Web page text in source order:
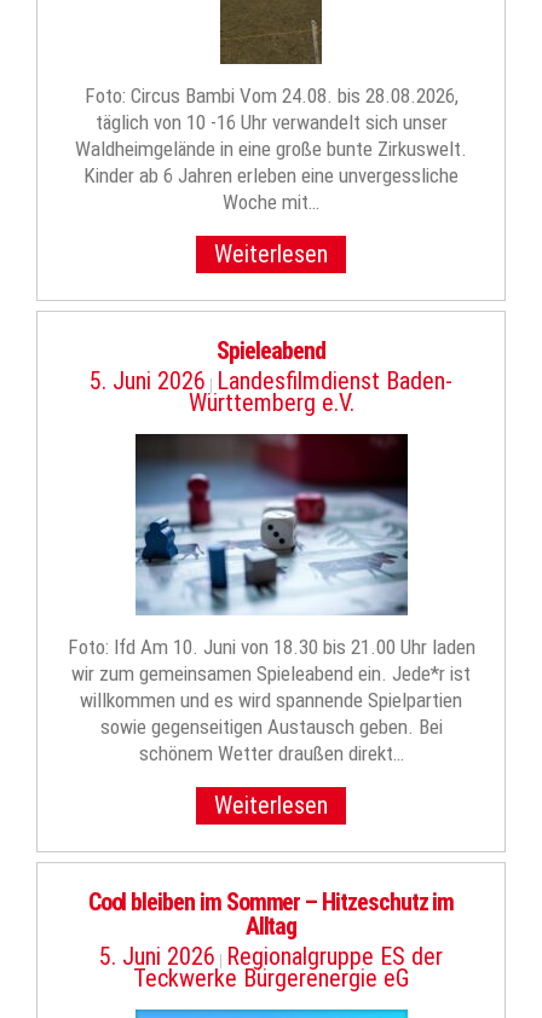
Foto: Circus Bambi Vom 24.08. bis 28.08.2026,
täglich von 10 -16 Uhr verwandelt sich unser
Waldheimgelände in eine große bunte Zirkuswelt.
Kinder ab 6 Jahren erleben eine unvergessliche
Woche mit…
Weiterlesen
Spieleabend
5. Juni 2026 | Landesfilmdienst Baden-
Württemberg e.V.
Foto: lfd Am 10. Juni von 18.30 bis 21.00 Uhr laden
wir zum gemeinsamen Spieleabend ein. Jede*r ist
willkommen und es wird spannende Spielpartien
sowie gegenseitigen Austausch geben. Bei
schönem Wetter draußen direkt…
Weiterlesen
Cool bleiben im Sommer – Hitzeschutz im
Alltag
5. Juni 2026 | Regionalgruppe ES der
Teckwerke Bürgerenergie eG